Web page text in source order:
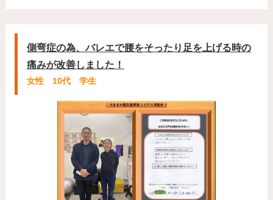
側弯症の為、バレエで腰をそったり足を上げる時の
痛みが改善しました！
女性 10代 学生